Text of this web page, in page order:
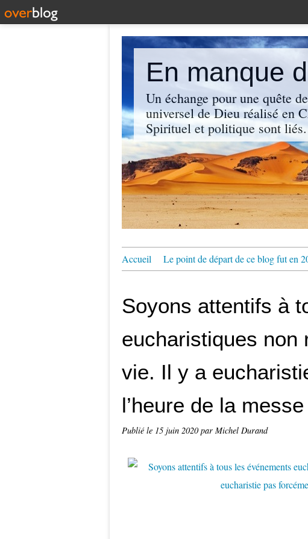
En manque
Un échange pour une quête
universel de Dieu réalisé en
Spirituel et politique sont liés.
Accueil Le point de départ de ce blog fut en
Soyons attentifs à
eucharistiques non
vie. Il y a
l’heure de la messe
Publié le 15 juin 2020par Michel Durand